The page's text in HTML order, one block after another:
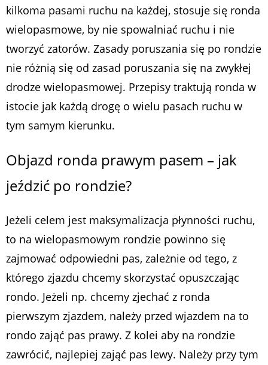
kilkoma pasami ruchu na każdej, stosuje się ronda
wielopasmowe, by nie spowalniać ruchu i nie
tworzyć zatorów. Zasady poruszania się po rondzie
nie różnią się od zasad poruszania się na zwykłej
drodze wielopasmowej. Przepisy traktują ronda w
istocie jak każdą drogę o wielu pasach ruchu w
tym samym kierunku.
Objazd ronda prawym pasem – jak
jeździć po rondzie?
Jeżeli celem jest maksymalizacja płynności ruchu,
to na wielopasmowym rondzie powinno się
zajmować odpowiedni pas, zależnie od tego, z
którego zjazdu chcemy skorzystać opuszczając
rondo. Jeżeli np. chcemy zjechać z ronda
pierwszym zjazdem, należy przed wjazdem na to
rondo zająć pas prawy. Z kolei aby na rondzie
zawrócić, najlepiej zająć pas lewy. Należy przy tym